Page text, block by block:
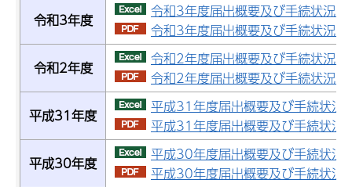
令和3年度
令和3年度届出概要及び手続状況
令和3年度届出概要及び手続状況
令和2年度
令和2年度届出概要及び手続状況
令和2年度届出概要及び手続状況
平成31年度
平成31年度届出概要及び手続状
平成31年度届出概要及び手続状
平成30年度
平成30年度届出概要及び手続状
平成30年度届出概要及び手続状